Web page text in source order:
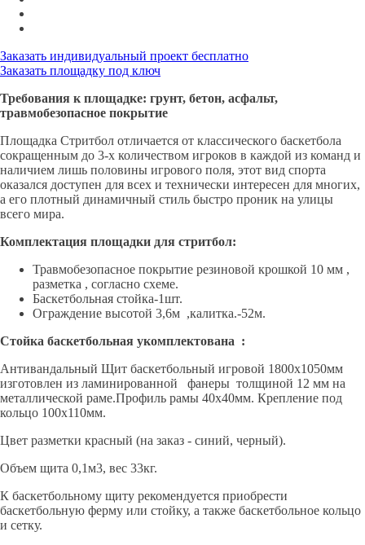
Заказать индивидуальный проект бесплатно
Заказать площадку под ключ
Требования к площадке: грунт, бетон, асфальт,
травмобезопасное покрытие
Площадка Стритбол отличается от классического баскетбола
сокращенным до 3-х количеством игроков в каждой из команд и
наличием лишь половины игрового поля, этот вид спорта
оказался доступен для всех и технически интересен для многих,
а его плотный динамичный стиль быстро проник на улицы
всего мира.
Комплектация площадки для стритбол:
Травмобезопасное покрытие резиновой крошкой 10 мм ,
разметка , согласно схеме.
Баскетбольная стойка-1шт.
Ограждение высотой 3,6м ,калитка.-52м.
Стойка баскетбольная укомплектована :
Антивандальный Щит баскетбольный игровой 1800х1050мм
изготовлен из ламинированной фанеры толщиной 12 мм на
металлической раме.Профиль рамы 40х40мм. Крепление под
кольцо 100х110мм.
Цвет разметки красный (на заказ - синий, черный).
Объем щита 0,1м3, вес 33кг.
К баскетбольному щиту рекомендуется приобрести
баскетбольную ферму или стойку, а также баскетбольное кольцо
и сетку.